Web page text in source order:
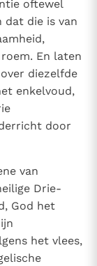
te
niet door
en de
uitgave
gave als
noodzaak om
oftewel
dat die is van
En laten
diezelfde
enkelvoud,
door
van
Drie-
God het
het vlees,